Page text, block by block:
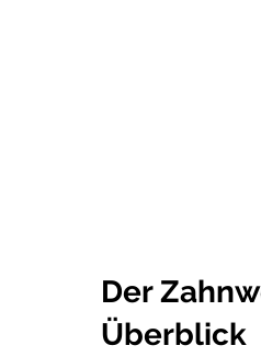
Der
Überblick